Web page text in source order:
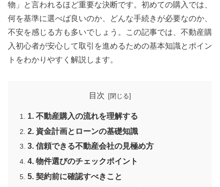
物」と言われるほど重要な決断です。初めての購入では、
何を基準に選べば良いのか、どんな手続きが必要なのか、
不安を感じる方も多いでしょう。この記事では、不動産購
入初心者が安心して取引を進めるための基本知識とポイン
トをわかりやすく解説します。
目次
1. 不動産購入の流れを理解する
2. 資金計画とローンの基礎知識
3. 信頼できる不動産会社の見極め方
4. 物件選びのチェックポイント
5. 契約前に確認すべきこと